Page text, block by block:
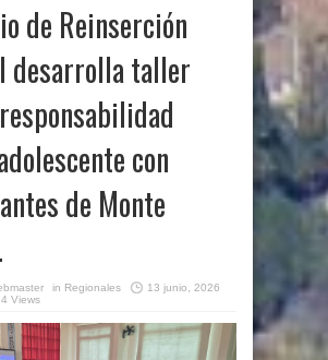
de Reinserción
desarrolla taller
con
de Monte
in Regionales
13 junio, 2026
Views